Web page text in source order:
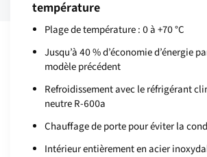
température
Plage de température : 0 à +70 °C
Jusqu’à 40 % d’économie d’énergie
modèle précédent
Refroidissement avec le réfrigérant
neutre R-600a
Chauffage de porte pour éviter la
Intérieur entièrement en acier